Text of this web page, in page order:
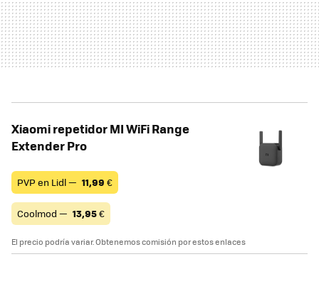
Xiaomi repetidor MI WiFi Range
Extender Pro
PVP en Lidl — 11,99 €
Coolmod — 13,95€
El precio podría variar. Obtenemos comisión por estos enlaces